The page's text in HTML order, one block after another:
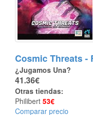
Cosmic Threats -
¿Jugamos Una?
41.36€
Otras tiendas:
Philibert 53€
Comparar precio